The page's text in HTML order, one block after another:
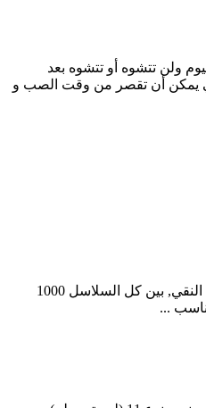
عناصر الزنك. 7075 يتم تخفيف الضغط عن لفائف الألمنيوم ولن تتشوه أو تتشوه بعد
7075 لفائف الألمنيوم موصلية حرارية عالية, والتي يمكن أن تقصر من وقت الصب و
1000 وصف ورقة لفائف الألومنيوم سلسلة 1000 لفائف سبائك الألومنيوم سلسلة, و التي تعني 1050 1060 1070 1000 لفائف الالومنيوم سلسلة, يُعرف أيضًا باسم ملف الألمنيوم النقي, بين كل السلاسل 1000